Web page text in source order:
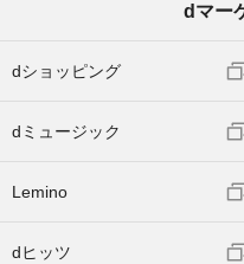
dマー
dショッピング
dミュージック
Lemino
dヒッツ